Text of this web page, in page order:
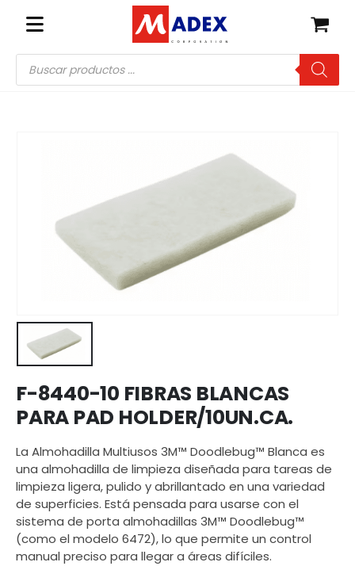
Búsqueda
de
productos
F-8440-10 FIBRAS BLANCAS
PARA PAD HOLDER/10UN.CA.
La Almohadilla Multiusos 3M™ Doodlebug™ Blanca es
una almohadilla de limpieza diseñada para tareas de
limpieza ligera, pulido y abrillantado en una variedad
de superficies. Está pensada para usarse con el
sistema de porta almohadillas 3M™ Doodlebug™
(como el modelo 6472), lo que permite un control
manual preciso para llegar a áreas difíciles.